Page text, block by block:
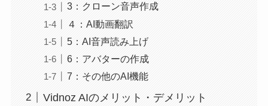
3：クローン音声作成
４：AI動画翻訳
5：AI音声読み上げ
6：アバターの作成
7：その他のAI機能
Vidnoz AIのメリット・デメリット